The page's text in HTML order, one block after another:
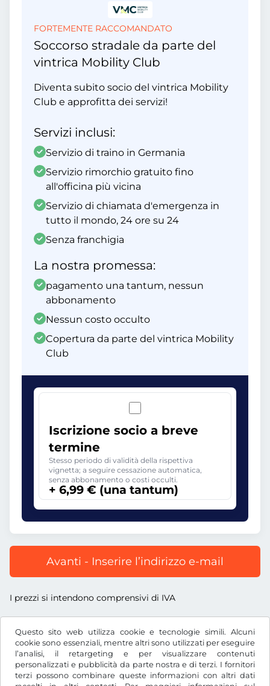
Questo sito web utilizza cookie e tecnologie simili. Alcuni
cookie sono essenziali, mentre altri sono utilizzati per eseguire
l’analisi, il retargeting e per visualizzare contenuti
personalizzati e pubblicità da parte nostra e di terzi. I fornitori
terzi possono combinare queste informazioni con altri dati
FORTEMENTE RACCOMANDATO
Soccorso stradale da parte del
vintrica Mobility Club
Diventa subito socio del vintrica Mobility
Club e approfitta dei servizi!
Servizi inclusi:
Servizio di traino in Germania
Servizio rimorchio gratuito fino
all'officina più vicina
Servizio di chiamata d'emergenza in
tutto il mondo, 24 ore su 24
Senza franchigia
La nostra promessa:
pagamento una tantum, nessun
abbonamento
Nessun costo occulto
Copertura da parte del vintrica Mobility
Club
Iscrizione socio a breve
termine
Stesso periodo di validità della rispettiva
vignetta; a seguire cessazione automatica,
senza abbonamento o costi occulti.
+ 6,99 € (una tantum)
Avanti - Inserire l’indirizzo e-mail
I prezzi si intendono comprensivi di IVA
€EUR